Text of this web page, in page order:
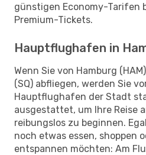
günstigen Economy-Tarifen
Premium-Tickets.
Hauptflughafen in
Wenn Sie von Hamburg
(SQ) abfliegen, werden Sie
Hauptflughafen der Stadt
ausgestattet, um Ihre Reise
reibungslos zu beginnen.
noch etwas essen, shoppen
entspannen möchten: Am